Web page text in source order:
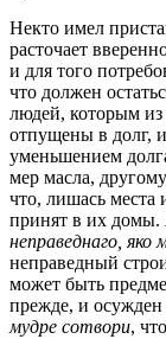
Некто имел
расточает
и для того
что должен
людей, которым
отпущены в долг,
уменьшением
мер масла,
что, лишась места
принят в их домы.
неправеднаго, яко
неправедный
может быть
прежде, и осужден
мудре сотвори,